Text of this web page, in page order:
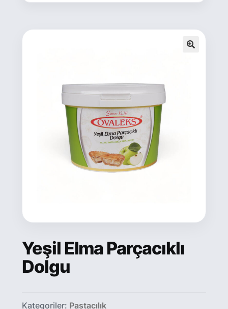
Yeşil Elma Parçacıklı
Dolgu
Kategoriler: Pastacılık